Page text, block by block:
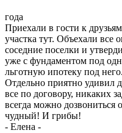
года
Приехали в гости к
участка тут. Объехали все
соседние поселки и
уже с фундаментом под
льготную ипотеку под
Отдельно приятно удивил
все по договору, никаких
всегда можно дозвониться
чудный! И грибы!
- Елена -